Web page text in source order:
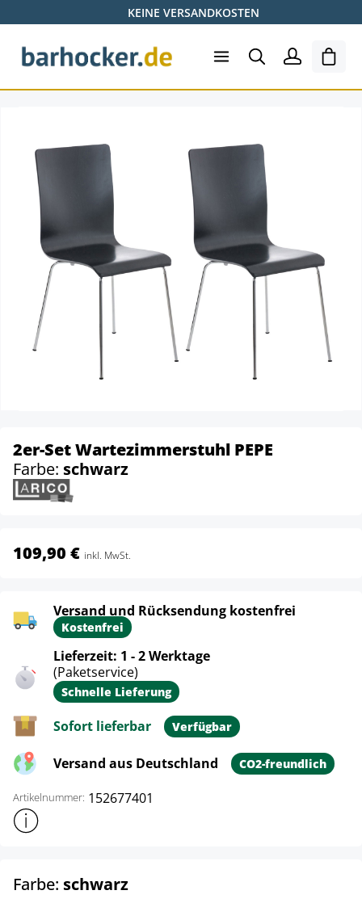
Zum Hauptinhalt springenKEINE VERSANDKOSTEN
2er-Set Wartezimmerstuhl PEPE
Farbe: schwarz
109,90 € inkl. MwSt.
Versand und Rücksendung kostenfrei
Kostenfrei
Lieferzeit: 1 - 2 Werktage
(Paketservice)
Schnelle Lieferung
Sofort lieferbar Verfügbar
Versand aus Deutschland CO2-freundlich
Artikelnummer: 152677401
Weitere Produktinformationen anzeigen
Farbe: schwarzauswählen